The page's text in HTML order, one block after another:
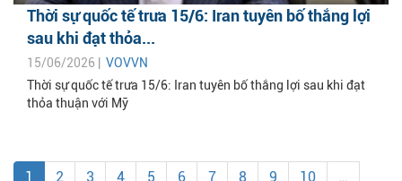
Thời sự quốc tế trưa 15/6: Iran tuyên bố thắng lợi
sau khi đạt thỏa...
15/06/2026 | VOVVN
Thời sự quốc tế trưa 15/6: Iran tuyên bố thắng lợi sau khi đạt
thỏa thuận với Mỹ
1 2 3 4 5 6 7 8 9 10 …